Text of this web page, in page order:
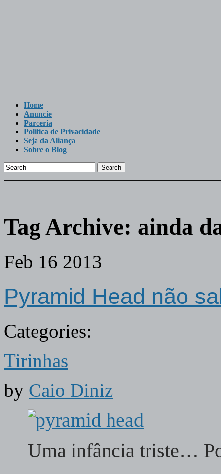
Home
Anuncie
Parceria
Politica de Privacidade
Seja da Aliança
Sobre o Blog
Search
Tag Archive: ainda
Feb 16 2013
Pyramid Head não
Categories:
Tirinhas
by Caio Diniz
Uma infância triste…